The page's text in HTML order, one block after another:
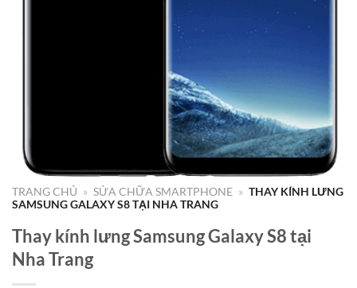
TRANG CHỦ » SỬA CHỮA SMARTPHONE » THAY KÍNH LƯNG
SAMSUNG GALAXY S8 TẠI NHA TRANG
Thay kính lưng Samsung Galaxy S8 tại
Nha Trang